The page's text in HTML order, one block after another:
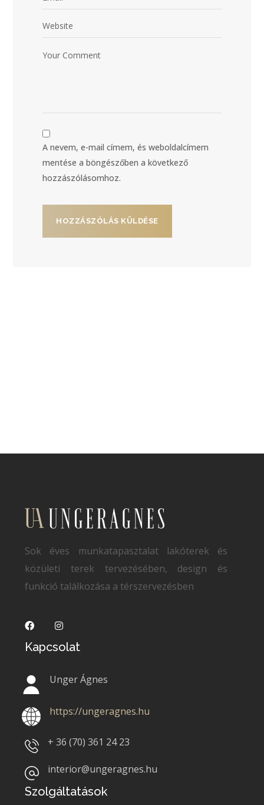
A nevem, e-mail címem, és weboldalcímem
mentése a böngészőben a következő
hozzászólásomhoz.
Sok éves munkatapasztalat lakóterek és
közületi terek tervezésében, design és
funkció találkozása a térszervezésben
Kapcsolat
Unger Ágnes
https://ungeragnes.hu
+ 36 (70)361 24 23
interior@ungeragnes.hu
Szolgáltatások